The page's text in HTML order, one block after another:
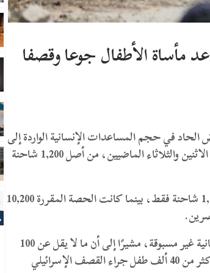
الأطفال جوعا وقصفا
في حجم المساعدات الإنسانية الواردة إلى
القطاع، حيث لم تدخل سوى 201 شاحنة مساعدات خلال يومي الاثنين والثلاثاء الماضيين، من أصل 1,200 شاحنة
وأوضح المكتب أن إجمالي ما وصل إلى غزة خلال 17 يومًا بلغ 1,535 شاحنة فقط، بينما كانت الحصة المقررة 10,200
وفي السياق ذاته، حذّر المفوض العام لوكالة الأونروا من كارثة إنسانية غير مسبوقة، مشيرًا إلى أن ما لا يقل عن 100
طفل لقوا حتفهم بسبب سوء التغذية والجوع، فيما قتل أو أصيب أكثر من 40 ألف طفل جراء القصف الإسرائيلي